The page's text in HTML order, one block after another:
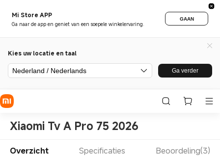
Mi Store APP
Ga naar de app en geniet van een soepele winkelervaring.
GAAN
Kies uw locatie en taal
Nederland / Nederlands Ga verder
Xiaomi Tv A Pro 75 2026
Overzicht Specificaties Beoordeling(3)